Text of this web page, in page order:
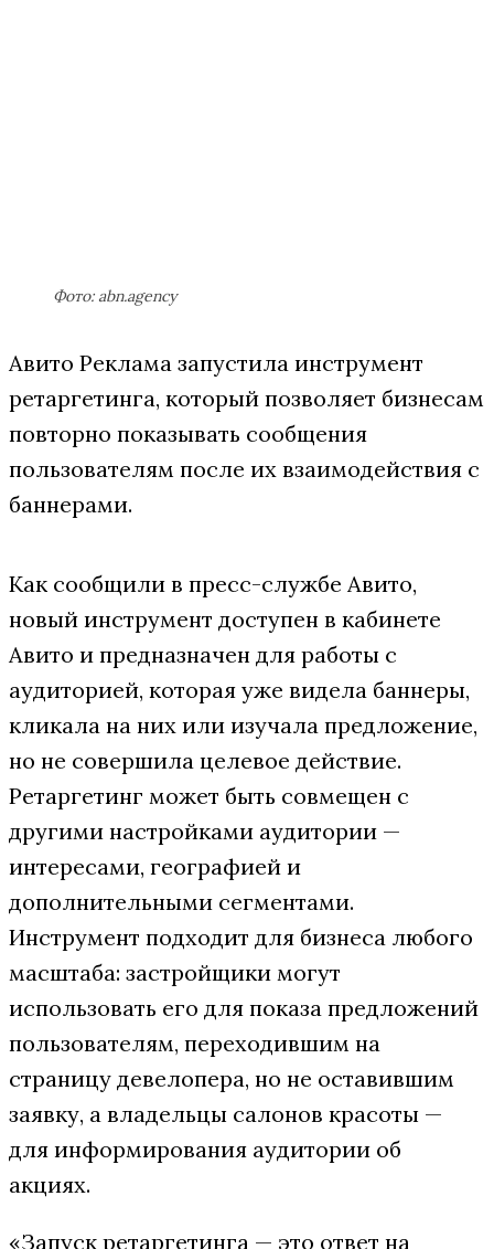
Фото: abn.agency
Авито Реклама запустила инструмент
ретаргетинга, который позволяет бизнесам
повторно показывать сообщения
пользователям после их взаимодействия с
баннерами.
Как сообщили в пресс-службе Авито,
новый инструмент доступен в кабинете
Авито и предназначен для работы с
аудиторией, которая уже видела баннеры,
кликала на них или изучала предложение,
но не совершила целевое действие.
Ретаргетинг может быть совмещен с
другими настройками аудитории —
интересами, географией и
дополнительными сегментами.
Инструмент подходит для бизнеса любого
масштаба: застройщики могут
использовать его для показа предложений
пользователям, переходившим на
страницу девелопера, но не оставившим
заявку, а владельцы салонов красоты —
для информирования аудитории об
акциях.
«Запуск ретаргетинга — это ответ на